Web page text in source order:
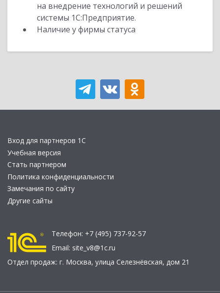
на внедрение технологий и решений
системы 1С:Предприятие.
Наличие у фирмы статуса
Вход для партнеров 1С
Учебная версия
Стать партнером
Политика конфиденциальности
Замечания по сайту
Другие сайты
Телефон: +7 (495) 737-92-57
Email: site_v8@1c.ru
Отдел продаж: г. Москва, улица Селезнёвская, дом 21